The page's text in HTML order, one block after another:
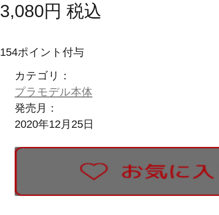
3,080円 税込
154ポイント付与
カテゴリ：
プラモデル本体
発売月：
2020年12月25日